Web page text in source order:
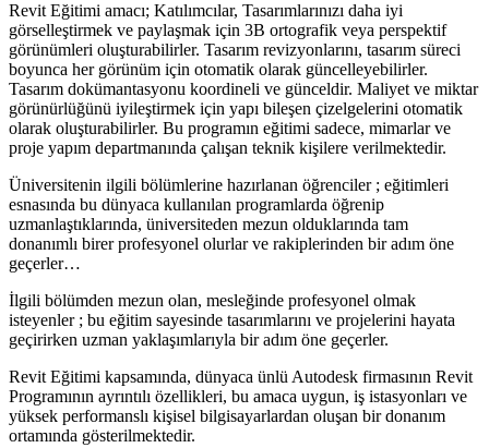
Revit Eğitimi amacı; Katılımcılar, Tasarımlarınızı daha iyi
görselleştirmek ve paylaşmak için 3B ortografik veya perspektif
görünümleri oluşturabilirler. Tasarım revizyonlarını, tasarım süreci
boyunca her görünüm için otomatik olarak güncelleyebilirler.
Tasarım dokümantasyonu koordineli ve günceldir. Maliyet ve miktar
görünürlüğünü iyileştirmek için yapı bileşen çizelgelerini otomatik
olarak oluşturabilirler. Bu programın eğitimi sadece, mimarlar ve
proje yapım departmanında çalışan teknik kişilere verilmektedir.
Üniversitenin ilgili bölümlerine hazırlanan öğrenciler ; eğitimleri
esnasında bu dünyaca kullanılan programlarda öğrenip
uzmanlaştıklarında, üniversiteden mezun olduklarında tam
donanımlı birer profesyonel olurlar ve rakiplerinden bir adım öne
geçerler…
İlgili bölümden mezun olan, mesleğinde profesyonel olmak
isteyenler ; bu eğitim sayesinde tasarımlarını ve projelerini hayata
geçirirken uzman yaklaşımlarıyla bir adım öne geçerler.
Revit Eğitimi kapsamında, dünyaca ünlü Autodesk firmasının Revit
Programının ayrıntılı özellikleri, bu amaca uygun, iş istasyonları ve
yüksek performanslı kişisel bilgisayarlardan oluşan bir donanım
ortamında gösterilmektedir.